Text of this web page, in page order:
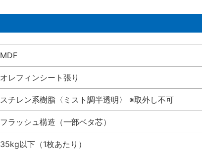
MDF
オレフィンシート張り
スチレン系樹脂〈ミスト調半透明〉 ※取外し不可
フラッシュ構造（一部ベタ芯）
35kg以下（1枚あたり）